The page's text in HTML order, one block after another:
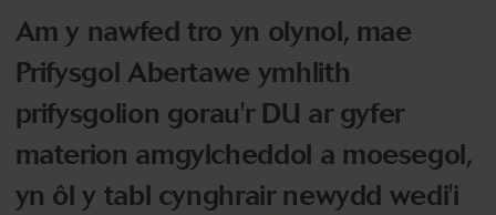
Am y nawfed tro yn olynol, mae
Prifysgol Abertawe ymhlith
prifysgolion gorau'r DU ar gyfer
materion amgylcheddol a moesegol,
yn ôl y tabl cynghrair newydd wedi'i